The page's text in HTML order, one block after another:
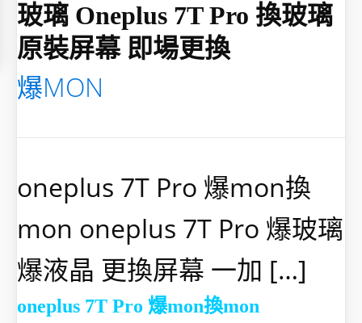
玻璃 Oneplus 7T Pro 換玻璃
原裝屏幕 即場更換
爆MON
oneplus 7T Pro 爆mon換
mon oneplus 7T Pro 爆玻璃
爆液晶 更換屏幕 一加 […]
oneplus 7T Pro 爆mon換mon